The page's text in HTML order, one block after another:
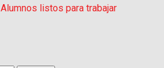
Alumnos listos para trabajar